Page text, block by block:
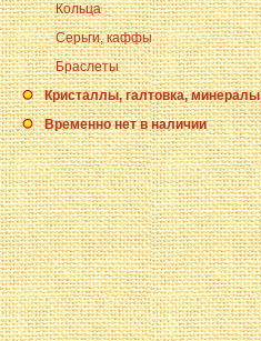
Кольца
Серьги, каффы
Браслеты
Кристаллы, галтовка, минералы
Временно нет в наличии